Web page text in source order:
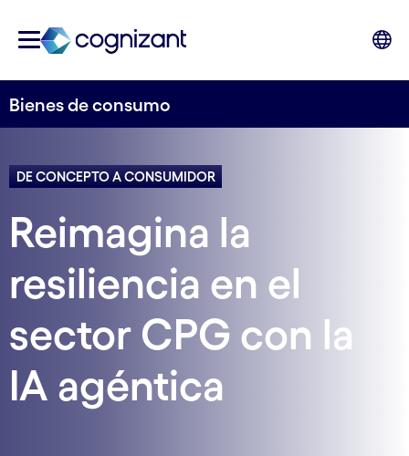
Bienes de consumo
DE CONCEPTO A CONSUMIDOR
Reimagina la
resiliencia en el
sector CPG con la
IA agéntica